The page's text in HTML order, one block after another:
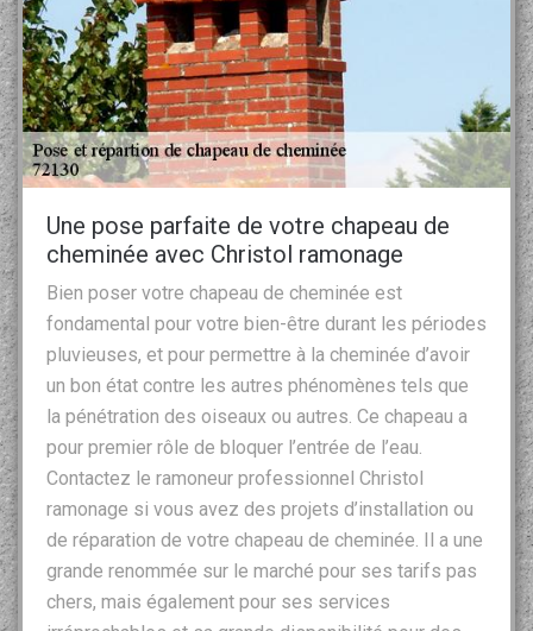
Une pose parfaite de votre chapeau de
cheminée avec Christol ramonage
Bien poser votre chapeau de cheminée est
fondamental pour votre bien-être durant les périodes
pluvieuses, et pour permettre à la cheminée d’avoir
un bon état contre les autres phénomènes tels que
la pénétration des oiseaux ou autres. Ce chapeau a
pour premier rôle de bloquer l’entrée de l’eau.
Contactez le ramoneur professionnel Christol
ramonage si vous avez des projets d’installation ou
de réparation de votre chapeau de cheminée. Il a une
grande renommée sur le marché pour ses tarifs pas
chers, mais également pour ses services